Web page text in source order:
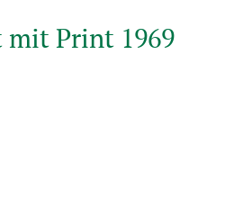
Print 1969